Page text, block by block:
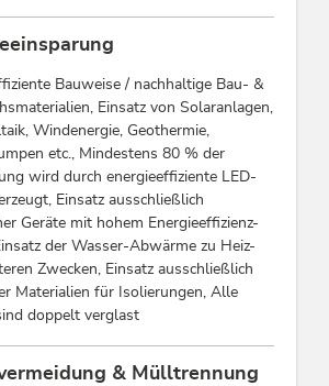
Bauweise / nachhaltige Bau- &
Einsatz von Solaranlagen,
Windenergie, Geothermie,
etc., Mindestens 80 % der
wird durch energieeffiziente LED-
Einsatz ausschließlich
Geräte mit hohem Energieeffizienz-
der Wasser-Abwärme zu Heiz-
Zwecken, Einsatz ausschließlich
Materialien für Isolierungen, Alle
doppelt verglast
& Mülltrennung